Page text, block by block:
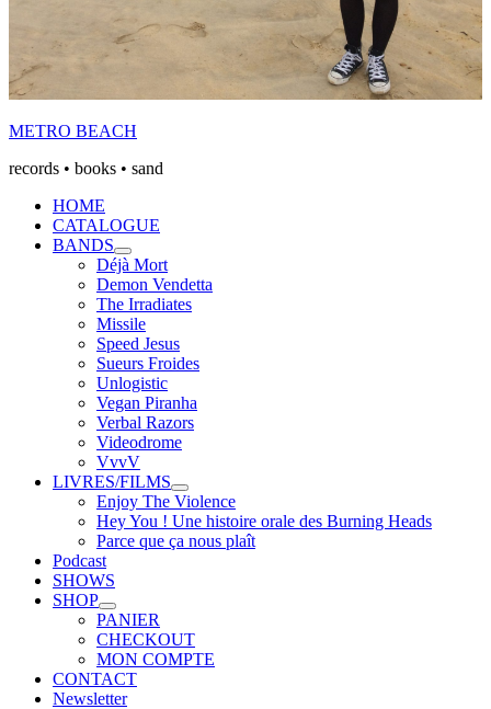
METRO BEACH
records • books • sand
HOME
CATALOGUE
BANDS
Expand
submenu
Déjà Mort
Demon Vendetta
The Irradiates
Missile
Speed Jesus
Sueurs Froides
Unlogistic
Vegan Piranha
Verbal Razors
Videodrome
VvvV
LIVRES/FILMS
Expand
submenu
Enjoy The Violence
Hey You ! Une histoire orale des Burning Heads
Parce que ça nous plaît
Podcast
SHOWS
SHOP
Expand
submenu
PANIER
CHECKOUT
MON COMPTE
CONTACT
Newsletter